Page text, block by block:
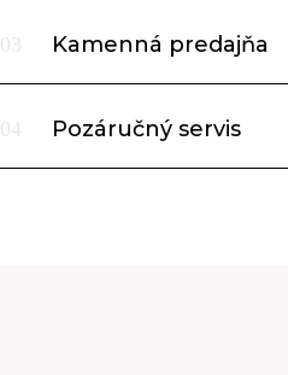
03 Kamenná predajňa
04 Pozáručný servis